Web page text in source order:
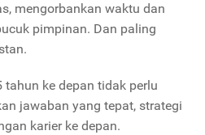
mengorbankan waktu dan
pimpinan. Dan paling
ke depan tidak perlu
jawaban yang tepat, strategi
karier ke depan.